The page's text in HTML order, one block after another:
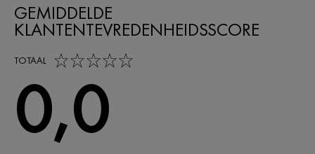
GEMIDDELDE
KLANTENTEVREDENHEIDSSCORE
TOTAAL
0,0 out of 5 stars
0,0